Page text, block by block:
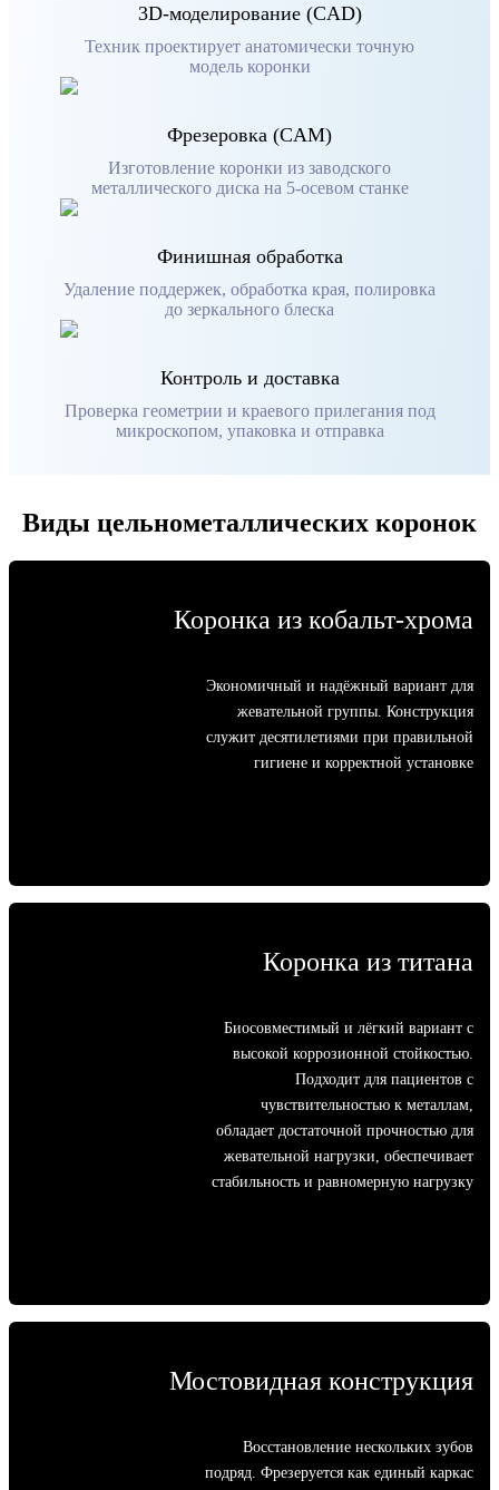
3D-моделирование (CAD)
Техник проектирует анатомически точную
модель коронки
Фрезеровка (CAM)
Изготовление коронки из заводского
металлического диска на 5-осевом станке
Финишная обработка
Удаление поддержек, обработка края, полировка
до зеркального блеска
Контроль и доставка
Проверка геометрии и краевого прилегания под
микроскопом, упаковка и отправка
Виды цельнометаллических коронок
Коронка из кобальт-хрома
Экономичный и надёжный вариант для
жевательной группы. Конструкция
служит десятилетиями при правильной
гигиене и корректной установке
Коронка из титана
Биосовместимый и лёгкий вариант с
высокой коррозионной стойкостью.
Подходит для пациентов с
чувствительностью к металлам,
обладает достаточной прочностью для
жевательной нагрузки, обеспечивает
стабильность и равномерную нагрузку
Мостовидная конструкция
Восстановление нескольких зубов
подряд. Фрезеруется как единый каркас